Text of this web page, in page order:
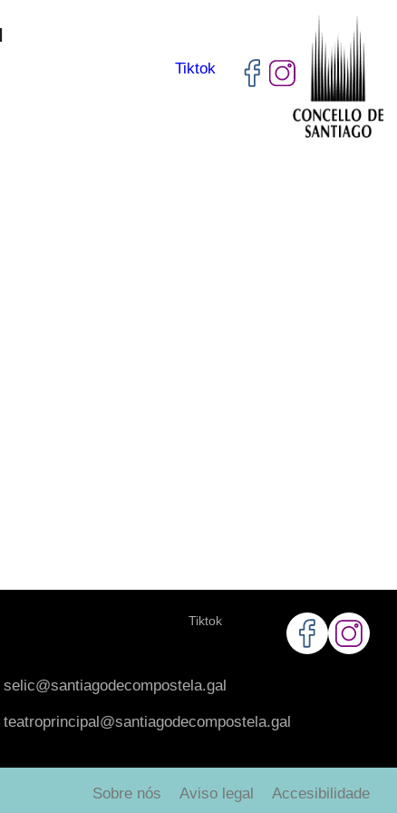
Tiktok
Tiktok
selic@santiagodecompostela.gal
teatroprincipal@santiagodecompostela.gal
Accesibilidade
Aviso legal
Sobre nós